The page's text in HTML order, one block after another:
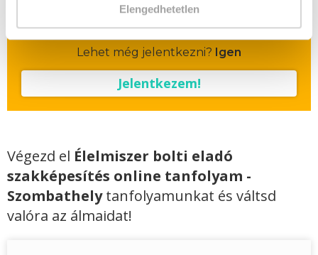
Elengedhetetlen
A csoport a meghirdetett időpontban
biztosan indul!
Lehet még jelentkezni? Igen
Jelentkezem!
Végezd el Élelmiszer bolti eladó
szakképesítés online tanfolyam -
Szombathelytanfolyamunkat és váltsd
valóra az álmaidat!